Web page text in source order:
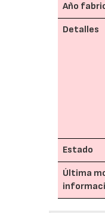
Año
Detalles
Estado
Última